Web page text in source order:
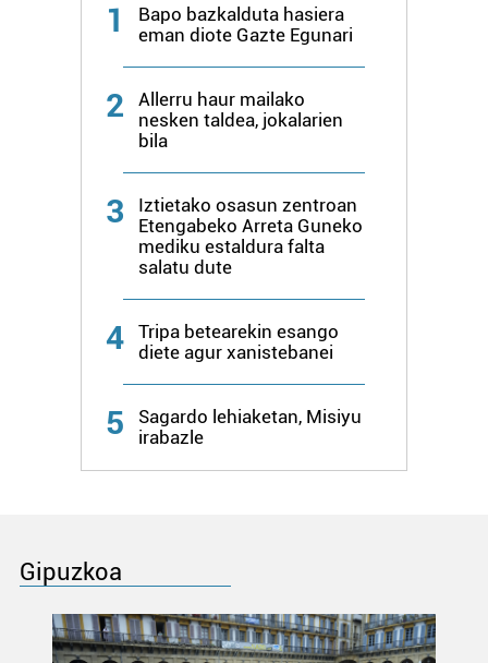
1
Bapo bazkalduta hasiera
eman diote Gazte Egunari
2
Allerru haur mailako
nesken taldea, jokalarien
bila
3
Iztietako osasun zentroan
Etengabeko Arreta Guneko
mediku estaldura falta
salatu dute
4
Tripa betearekin esango
diete agur xanistebanei
5
Sagardo lehiaketan, Misiyu
irabazle
Gipuzkoa